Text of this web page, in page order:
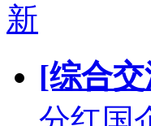
新
[综合